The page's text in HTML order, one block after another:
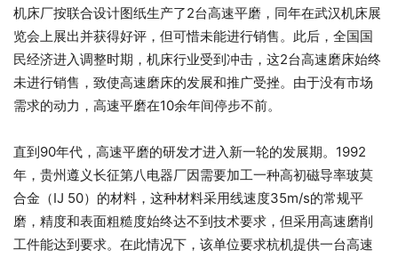
机床厂按联合设计图纸生产了2台高速平磨，同年在武汉机床展
览会上展出并获得好评，但可惜未能进行销售。此后，全国国
民经济进入调整时期，机床行业受到冲击，这2台高速磨床始终
未进行销售，致使高速磨床的发展和推广受挫。由于没有市场
需求的动力，高速平磨在10余年间停步不前。
直到90年代，高速平磨的研发才进入新一轮的发展期。1992
年，贵州遵义长征第八电器厂因需要加工一种高初磁导率玻莫
合金（IJ 50）的材料，这种材料采用线速度35m/s的常规平
磨，精度和表面粗糙度始终达不到技术要求，但采用高速磨削
工件能达到要求。在此情况下，该单位要求杭机提供一台高速